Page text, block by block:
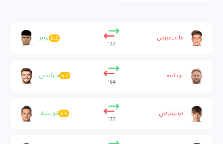
فاندرميرش
77’
رويز 6.5
بوخلفة
64’
فازليجي 6.2
كونييتزكي
77’
كوينتيلا 6.5